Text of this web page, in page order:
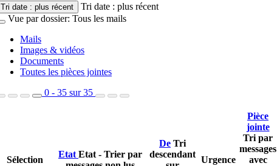
Tri date : plus récent
Tri date : plus récent
Vue par dossier: Tous les mails
Mails
Images & vidéos
Documents
Toutes les pièces jointes
0 - 35 sur 35
Sélection
Etat Etat - Trier par
De Tri
descendant
Urgence
Pièce
jointe
Tri par
messages
avec